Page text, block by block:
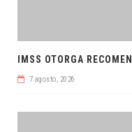
IMSS OTORGA
7 agosto, 2026